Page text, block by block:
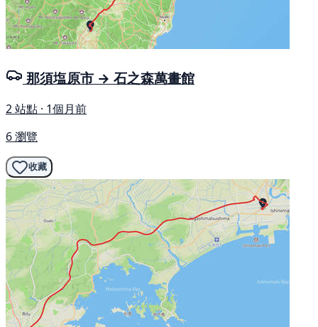
那須塩原市 → 石之森萬畫館
2 站點 · 1個月前
6 瀏覽
收藏